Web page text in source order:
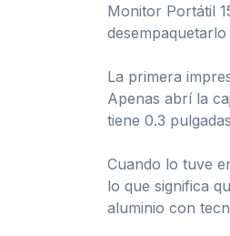
Monitor Portátil
La primera
Apenas abrí la
tiene 0.3
Cuando lo tuve
lo que significa
aluminio con